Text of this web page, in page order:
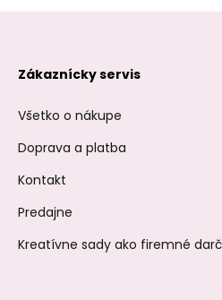
Zákaznícky servis
Všetko o nákupe
Doprava a platba
Kontakt
Predajne
Kreatívne sady ako firemné